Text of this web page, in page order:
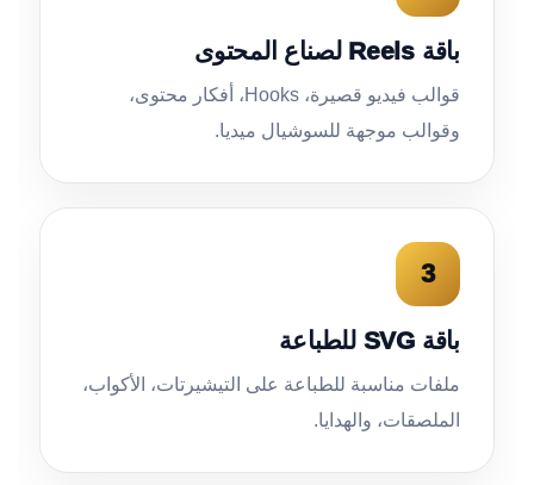
باقة Reels لصناع المحتوى
قوالب فيديو قصيرة، Hooks، أفكار محتوى،
وقوالب موجهة للسوشيال ميديا.
3
باقة SVG للطباعة
ملفات مناسبة للطباعة على التيشيرتات، الأكواب،
الملصقات، والهدايا.